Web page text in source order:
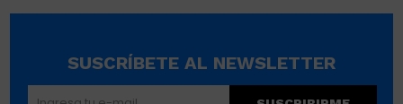
SUSCRÍBETE AL NEWSLETTER